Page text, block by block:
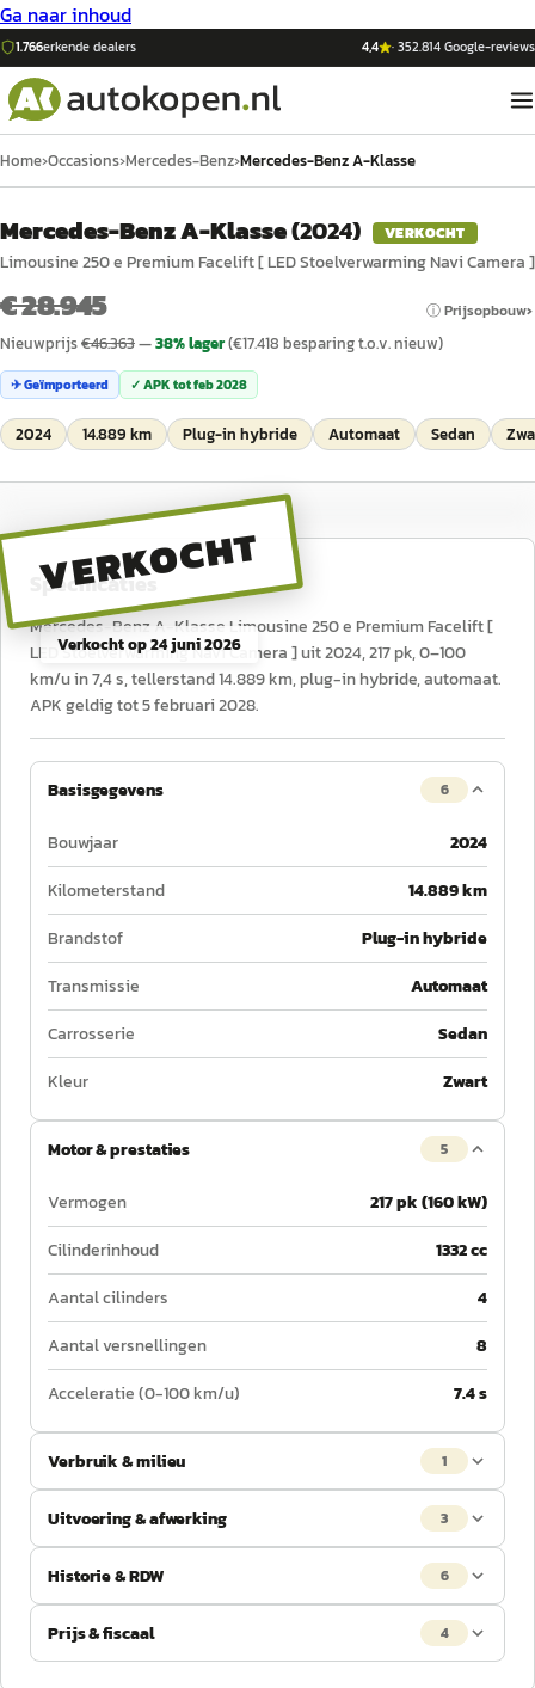
Ga naar inhoud
1.766erkende dealers 4,4 ·352.814Google-reviews
Home›Occasions›Mercedes-Benz›Mercedes-Benz A-Klasse
Mercedes-Benz A-Klasse(2024) VERKOCHT
Limousine 250 e Premium Facelift [ LED Stoelverwarming Navi Camera ]
€ 28.945 ⓘ Prijsopbouw
Nieuwprijs€46.363—38% lager(€17.418 besparing t.o.v. nieuw)
✈ Geïmporteerd ✓ APK totfeb 2028
2024 14.889 km Plug-in hybride Automaat Sedan
VERKOCHT
Verkocht op24 juni 2026
Specificaties
Mercedes-Benz A-Klasse Limousine 250 e Premium Facelift [
LED Stoelverwarming Navi Camera ] uit 2024, 217 pk, 0–100
km/u in 7,4 s, tellerstand 14.889 km, plug-in hybride, automaat.
APK geldig tot 5 februari 2028.
Basisgegevens 6
Bouwjaar
2024
Kilometerstand
14.889 km
Brandstof
Plug-in hybride
Transmissie
Automaat
Carrosserie
Sedan
Kleur
Zwart
Motor & prestaties 5
Vermogen
217 pk (160 kW)
Cilinderinhoud
1332 cc
Aantal cilinders
4
Aantal versnellingen
8
Acceleratie (0-100 km/u)
7.4 s
Verbruik & milieu 1
Uitvoering & afwerking 3
Historie & RDW 6
Prijs & fiscaal 4